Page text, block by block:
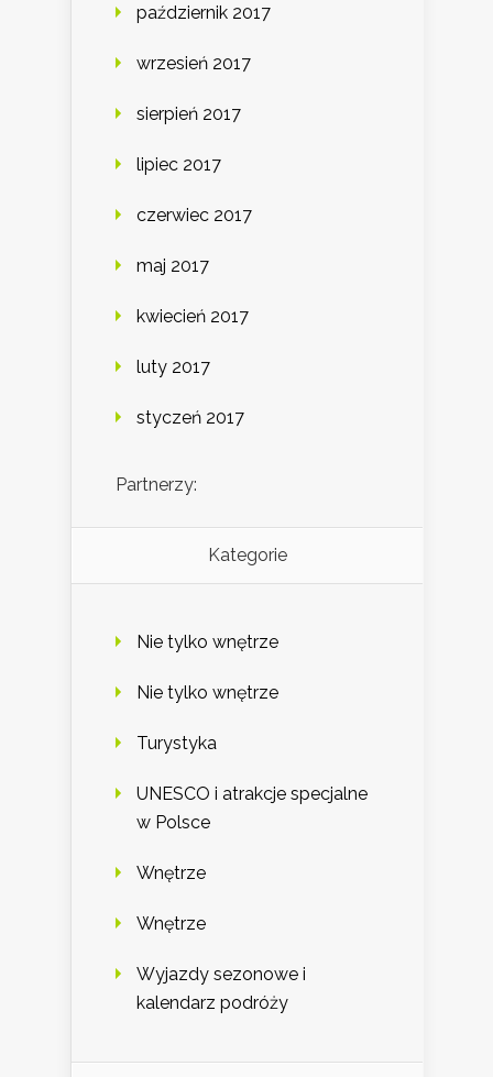
październik 2017
wrzesień 2017
sierpień 2017
lipiec 2017
czerwiec 2017
maj 2017
kwiecień 2017
luty 2017
styczeń 2017
Partnerzy:
Kategorie
Nie tylko wnętrze
Nie tylko wnętrze
Turystyka
UNESCO i atrakcje specjalne
w Polsce
Wnętrze
Wnętrze
Wyjazdy sezonowe i
kalendarz podróży